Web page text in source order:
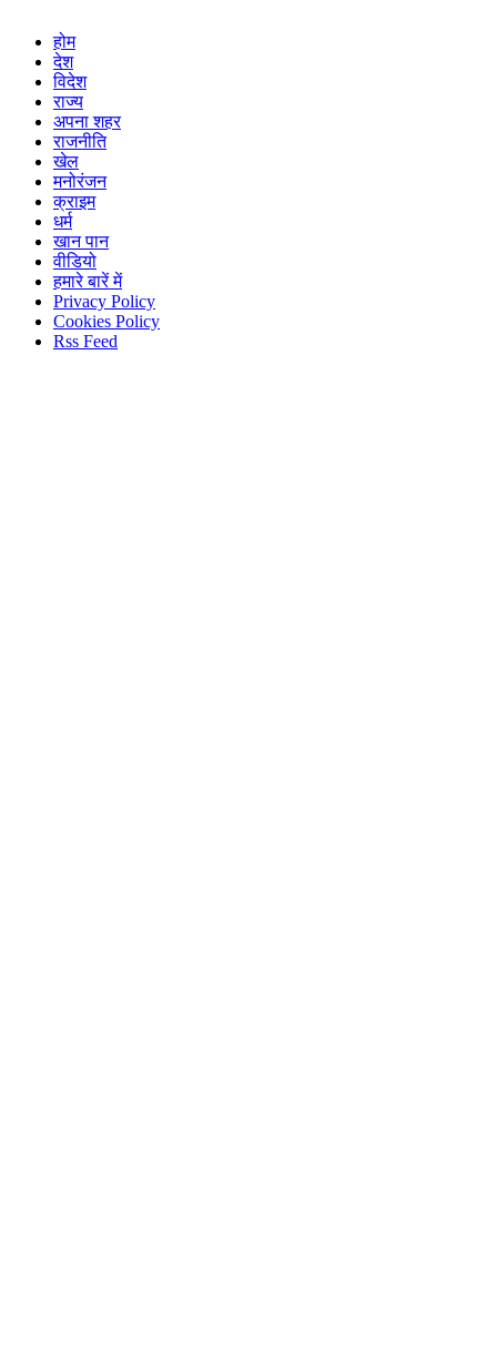
होम
देश
विदेश
राज्य
अपना शहर
राजनीति
खेल
मनोरंजन
क्राइम
धर्म
खान पान
वीडियो
हमारे बारें में
Privacy Policy
Cookies Policy
Rss Feed